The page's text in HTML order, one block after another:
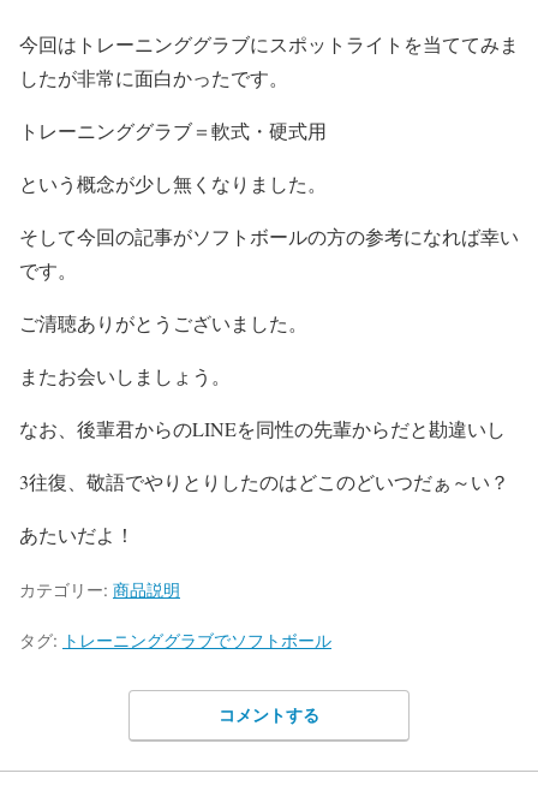
今回はトレーニンググラブにスポットライトを当ててみま
したが非常に面白かったです。
トレーニンググラブ＝軟式・硬式用
という概念が少し無くなりました。
そして今回の記事がソフトボールの方の参考になれば幸い
です。
ご清聴ありがとうございました。
またお会いしましょう。
なお、後輩君からのLINEを同性の先輩からだと勘違いし
3往復、敬語でやりとりしたのはどこのどいつだぁ～い？
あたいだよ！
カテゴリー: 商品説明
タグ: トレーニンググラブでソフトボール
コメントする